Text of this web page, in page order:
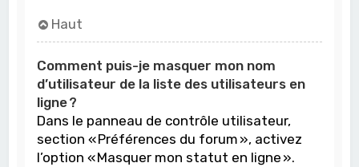
Haut
Comment puis-je masquer mon nom
d’utilisateur de la liste des utilisateurs en
ligne ?
Dans le panneau de contrôle utilisateur,
section « Préférences du forum », activez
l’option « Masquer mon statut en ligne ».